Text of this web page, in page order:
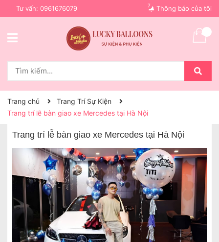
Tư vấn: 0961676079 Thông báo của tôi
7
Trang chủ
Trang Trí Sự Kiện
Trang trí lễ bàn giao xe Mercedes tại Hà Nội
Trang trí lễ bàn giao xe Mercedes tại Hà Nội